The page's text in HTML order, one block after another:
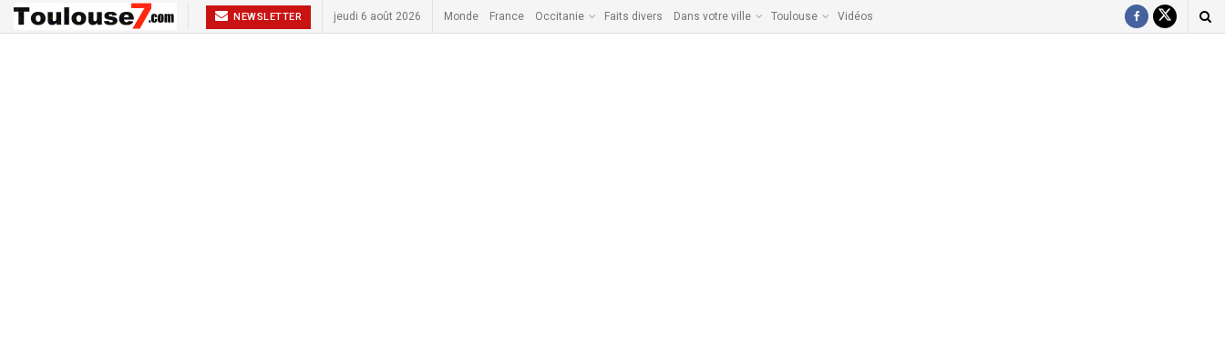
NEWSLETTER jeudi 6 août 2026 Monde France Occitanie Faits divers Dans votre ville Toulouse Vidéos